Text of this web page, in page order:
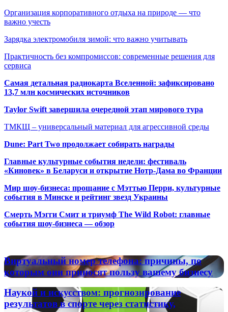
Организация корпоративного отдыха на природе — что
важно учесть
Зарядка электромобиля зимой: что важно учитывать
Практичность без компромиссов: современные решения для
сервиса
Самая детальная радиокарта Вселенной: зафиксировано
13,7 млн космических источников
Taylor Swift завершила очередной этап мирового тура
ТМКЩ – универсальный материал для агрессивной среды
Dune: Part Two продолжает собирать награды
Главные культурные события недели: фестиваль
«Киновек» в Беларуси и открытие Нотр-Дама во Франции
Мир шоу-бизнеса: прощание с Мэттью Перри, культурные
события в Минске и рейтинг звезд Украины
Смерть Мэгги Смит и триумф The Wild Robot: главные
события шоу-бизнеса — обзор
Виртуальный
номер
телефона:
причины,
по
которым
Виртуальный номер телефона: причины, по
которым они приносят пользу вашему бизнесу
Наукой
и
искусством:
Наукой и искусством: прогнозирование
результатов в спорте через статистику,